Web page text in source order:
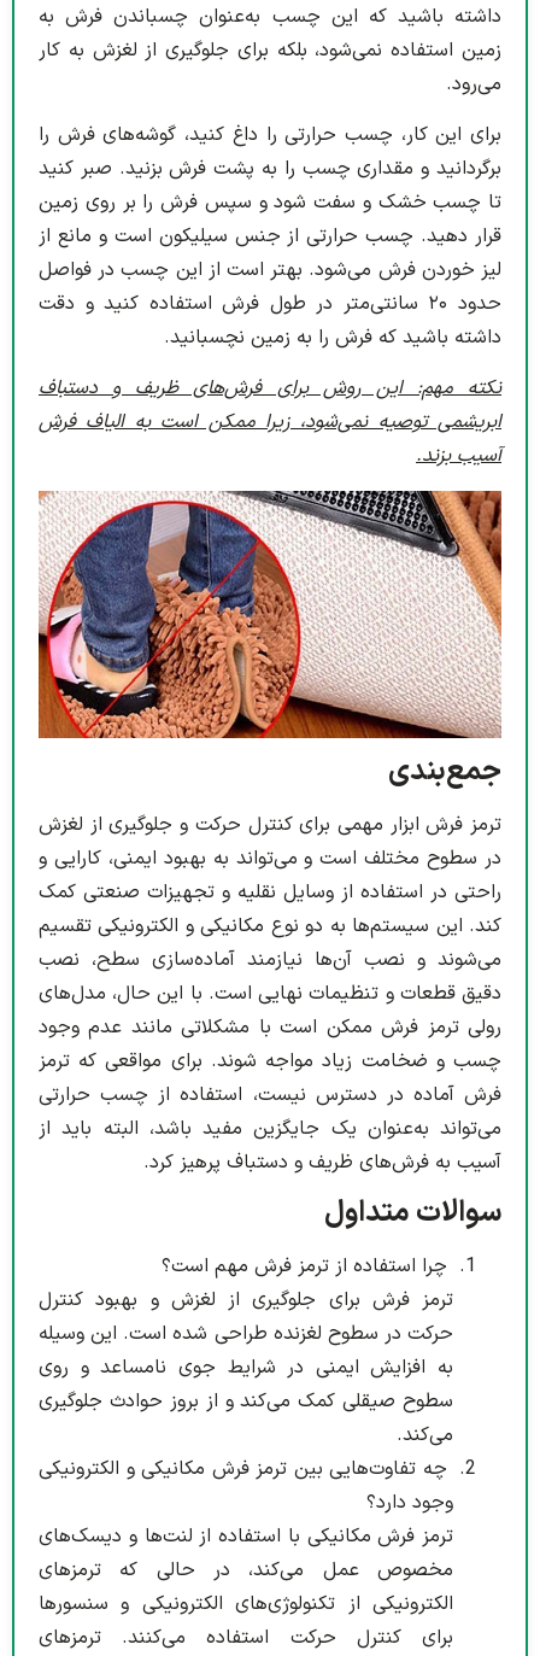
داشته باشید که این چسب به‌عنوان چسباندن فرش به
زمین استفاده نمی‌شود، بلکه برای جلوگیری از لغزش به کار
می‌رود.
برای این کار، چسب حرارتی را داغ کنید، گوشه‌های فرش را
برگردانید و مقداری چسب را به پشت فرش بزنید. صبر کنید
تا چسب خشک و سفت شود و سپس فرش را بر روی زمین
قرار دهید. چسب حرارتی از جنس سیلیکون است و مانع از
لیز خوردن فرش می‌شود. بهتر است از این چسب در فواصل
حدود ۲۰ سانتی‌متر در طول فرش استفاده کنید و دقت
داشته باشید که فرش را به زمین نچسبانید.
نکته مهم: این روش برای فرش‌های ظریف و دستباف
ابریشمی توصیه نمی‌شود، زیرا ممکن است به الیاف فرش
آسیب بزند.
جمع‌بندی
ترمز فرش ابزار مهمی برای کنترل حرکت و جلوگیری از لغزش
در سطوح مختلف است و می‌تواند به بهبود ایمنی، کارایی و
راحتی در استفاده از وسایل نقلیه و تجهیزات صنعتی کمک
کند. این سیستم‌ها به دو نوع مکانیکی و الکترونیکی تقسیم
می‌شوند و نصب آن‌ها نیازمند آماده‌سازی سطح، نصب
دقیق قطعات و تنظیمات نهایی است. با این حال، مدل‌های
رولی ترمز فرش ممکن است با مشکلاتی مانند عدم وجود
چسب و ضخامت زیاد مواجه شوند. برای مواقعی که ترمز
فرش آماده در دسترس نیست، استفاده از چسب حرارتی
می‌تواند به‌عنوان یک جایگزین مفید باشد، البته باید از
آسیب به فرش‌های ظریف و دستباف پرهیز کرد.
سوالات متداول
چرا استفاده از ترمز فرش مهم است؟
ترمز فرش برای جلوگیری از لغزش و بهبود کنترل
حرکت در سطوح لغزنده طراحی شده است. این وسیله
به افزایش ایمنی در شرایط جوی نامساعد و روی
سطوح صیقلی کمک می‌کند و از بروز حوادث جلوگیری
می‌کند.
چه تفاوت‌هایی بین ترمز فرش مکانیکی و الکترونیکی
وجود دارد؟
ترمز فرش مکانیکی با استفاده از لنت‌ها و دیسک‌های
مخصوص عمل می‌کند، در حالی که ترمزهای
الکترونیکی از تکنولوژی‌های الکترونیکی و سنسورها
برای کنترل حرکت استفاده می‌کنند. ترمزهای